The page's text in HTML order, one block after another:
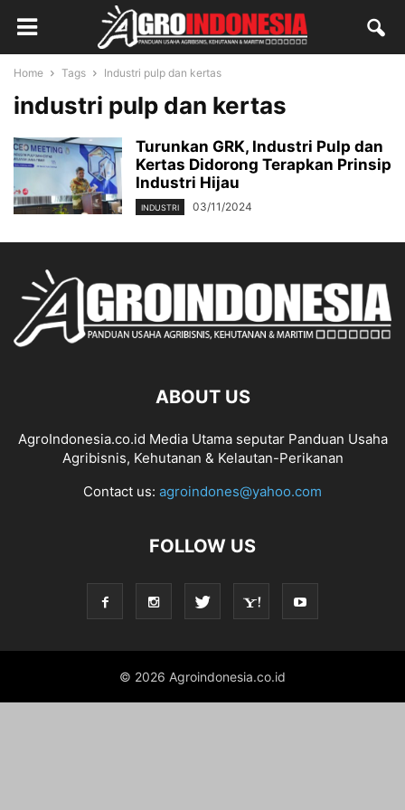
Home Tags Industri pulp dan kertas
industri pulp dan kertas
Turunkan GRK, Industri Pulp dan
Kertas Didorong Terapkan Prinsip
Industri Hijau
INDUSTRI 03/11/2024
ABOUT US
AgroIndonesia.co.id Media Utama seputar Panduan Usaha
Agribisnis, Kehutanan & Kelautan-Perikanan
Contact us: agroindones@yahoo.com
FOLLOW US
© 2026 Agroindonesia.co.id